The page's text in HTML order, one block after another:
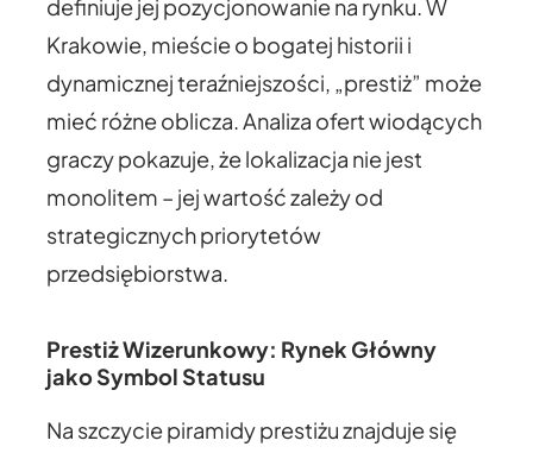
definiuje jej pozycjonowanie na rynku. W
Krakowie, mieście o bogatej historii i
dynamicznej teraźniejszości, „prestiż” może
mieć różne oblicza. Analiza ofert wiodących
graczy pokazuje, że lokalizacja nie jest
monolitem – jej wartość zależy od
strategicznych priorytetów
przedsiębiorstwa.
Prestiż Wizerunkowy: Rynek Główny
jako Symbol Statusu
Na szczycie piramidy prestiżu znajduje się